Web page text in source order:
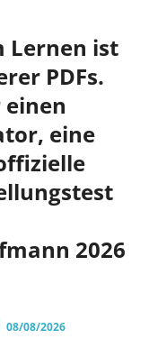
Lernen ist
PDFs.
eine
2026
08/08/2026